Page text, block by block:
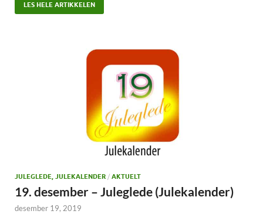
LES HELE ARTIKKELEN
JULEGLEDE, JULEKALENDER / AKTUELT
19. desember – Juleglede (Julekalender)
desember 19, 2019